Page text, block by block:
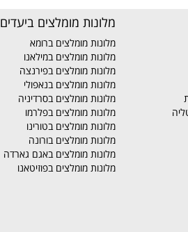
מלונות מומלצים ביעדים
מלונות מומלצים ברומא
מלונות מומלצים במילאנו
מלונות מומלצים בפירנצה
מלונות מומלצים בנאפולי
מלונות מומלצים בסרדיניה
מלונות מומלצים בפלרמו
מלונות מומלצים בטורינו
מלונות מומלצים בורונה
מלונות מומלצים באגם גארדה
מלונות מומלצים בפוזיטאנו